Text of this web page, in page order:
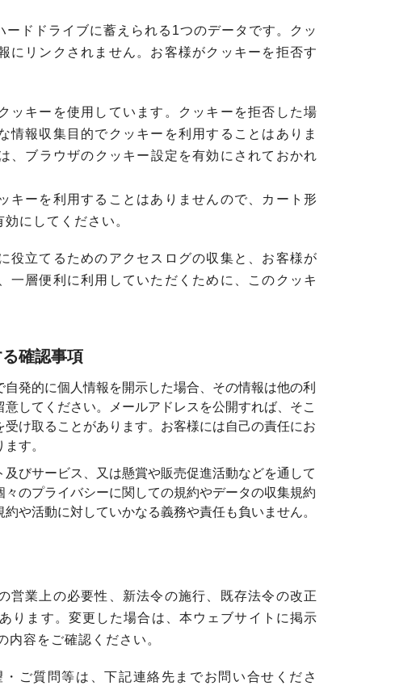
ドドライブに蓄えられる1つのデータです。クッ
にリンクされません。お客様がクッキーを拒否す
ッキーを使用しています。クッキーを拒否した場
報収集目的でクッキーを利用することはありま
、ブラウザのクッキー設定を有効にされておかれ
キーを利用することはありませんので、カート形
にしてください。
役立てるためのアクセスログの収集と、お客様が
一層便利に利用していただくために、このクッキ
確認事項
発的に個人情報を開示した場合、その情報は他の利
してください。メールアドレスを公開すれば、そこ
け取ることがあります。お客様には自己の責任にお
す。
びサービス、又は懸賞や販売促進活動などを通して
のプライバシーに関しての規約やデータの収集規約
や活動に対していかなる義務や責任も負いません。
営業上の必要性、新法令の施行、既存法令の改正
ります。変更した場合は、本ウェブサイトに掲示
容をご確認ください。
ご質問等は、下記連絡先までお問い合せくださ